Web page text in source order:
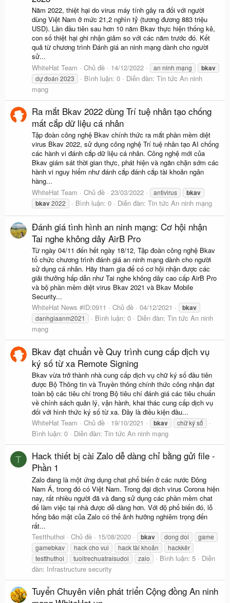
Năm 2022, thiệt hại do virus máy tính gây ra đối với người
dùng Việt Nam ở mức 21,2 nghìn tỷ (tương đương 883 triệu
USD). Lần đầu tiên sau hơn 10 năm Bkav thực hiện thống kê,
con số thiệt hại ghi nhận giảm so với các năm trước đó. Kết
quả từ chương trình Đánh giá an ninh mạng dành cho người
sử...
WhiteHat Team
Chủ đề 14/12/2022 an ninh mạng bkav
dự đoán 2023 Bình luận: 0 Diễn đàn: Tin tức An ninh
mạng
Ra mắt Bkav 2022 dùng Trí tuệ nhân tạo chống
mất cắp dữ liệu cá nhân
Tập đoàn công nghệ Bkav chính thức ra mắt phần mềm diệt
virus Bkav 2022, sử dụng công nghệ Trí tuệ nhân tạo AI chống
các hành vi đánh cắp dữ liệu cá nhân. Công nghệ mới của
Bkav giám sát thời gian thực, phát hiện và ngăn chặn sớm các
hành vi nguy hiểm như đánh cắp đánh cắp tài khoản ngân
hàng...
WhiteHat Team
Chủ đề 23/03/2022 antivirus
bkav
bkav2022 Bình luận: 0 Diễn đàn: Tin tức An ninh mạng
Đánh giá tình hình an ninh mạng: Cơ hội nhận
Tai nghe không dây AirB Pro
Từ ngày 04/11 đến hết ngày 18/12, Tập đoàn công nghệ Bkav
tổ chức chương trình đánh giá an ninh mạng dành cho người
sử dụng cá nhân. Hãy tham gia để có cơ hội nhận được các
giải thưởng hấp dẫn như Tai nghe không dây cao cấp AirB Pro
và bộ phần mềm diệt virus Bkav 2021 và Bkav Mobile
Security...
WhiteHat News #ID:0911
Chủ đề 04/12/2021 bkav
danhgiaanm2021 Bình luận: 0 Diễn đàn: Tin tức An ninh
mạng
Bkav đạt chuẩn về Quy trình cung cấp dịch vụ
ký số từ xa Remote Signing
Bkav vừa trở thành nhà cung cấp dịch vụ chữ ký số đầu tiên
được Bộ Thông tin và Truyền thông chính thức công nhận đạt
toàn bộ các tiêu chí trong Bộ tiêu chí đánh giá các tiêu chuẩn
về chính sách quản lý, vận hành, khai thác cung cấp dịch vụ
đối với hình thức ký số từ xa. Đây là điều kiện đầu...
WhiteHat Team
Chủ đề 19/10/2021 bkav chữ ký số
Bình luận: 0 Diễn đàn: Tin tức An ninh mạng
T
Hack thiết bị cài Zalo dễ dàng chỉ bằng gửi file -
Phần 1
Zalo đang là một ứng dụng chat phổ biến ở các nước Đông
Nam Á, trong đó có Việt Nam. Trong đại dịch virus Corona hiện
nay, rất nhiều người đã và đang sử dụng các phần mềm chat
để làm việc tại nhà được dễ dàng hơn. Với độ phổ biến đó, lỗ
hổng bảo mật của Zalo có thể ảnh hưởng nghiêm trọng đến
rất...
Testthuthoi
Chủ đề 15/08/2020 bkav dong doi
game
gamebkav
hack cho vui hack tài khoản
hackkêr
testthuthoi
tuoitrechuatraisudoi zalo Bình luận: 5
Diễn
đàn: Infrastructure security
Tuyển Chuyên viên phát triển Cộng đồng An ninh